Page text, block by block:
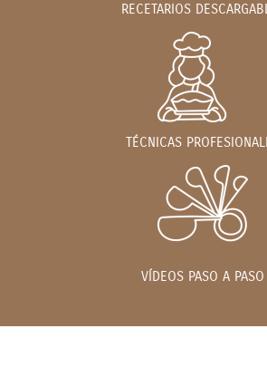
RECETARIOS
TÉCNICAS
VÍDEOS PASO A PASO